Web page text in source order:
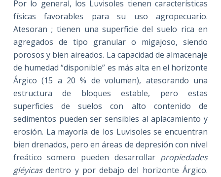
Por lo general, los Luvisoles tienen características
físicas favorables para su uso agropecuario.
Atesoran ; tienen una superficie del suelo rica en
agregados de tipo granular o migajoso, siendo
porosos y bien aireados. La capacidad de almacenaje
de humedad “disponible” es más alta en el horizonte
Árgico (15 a 20 % de volumen), atesorando una
estructura de bloques estable, pero estas
superficies de suelos con alto contenido de
sedimentos pueden ser sensibles al aplacamiento y
erosión. La mayoría de los Luvisoles se encuentran
bien drenados, pero en áreas de depresión con nivel
freático somero pueden desarrollar propiedades
gléyicas dentro y por debajo del horizonte Árgico.